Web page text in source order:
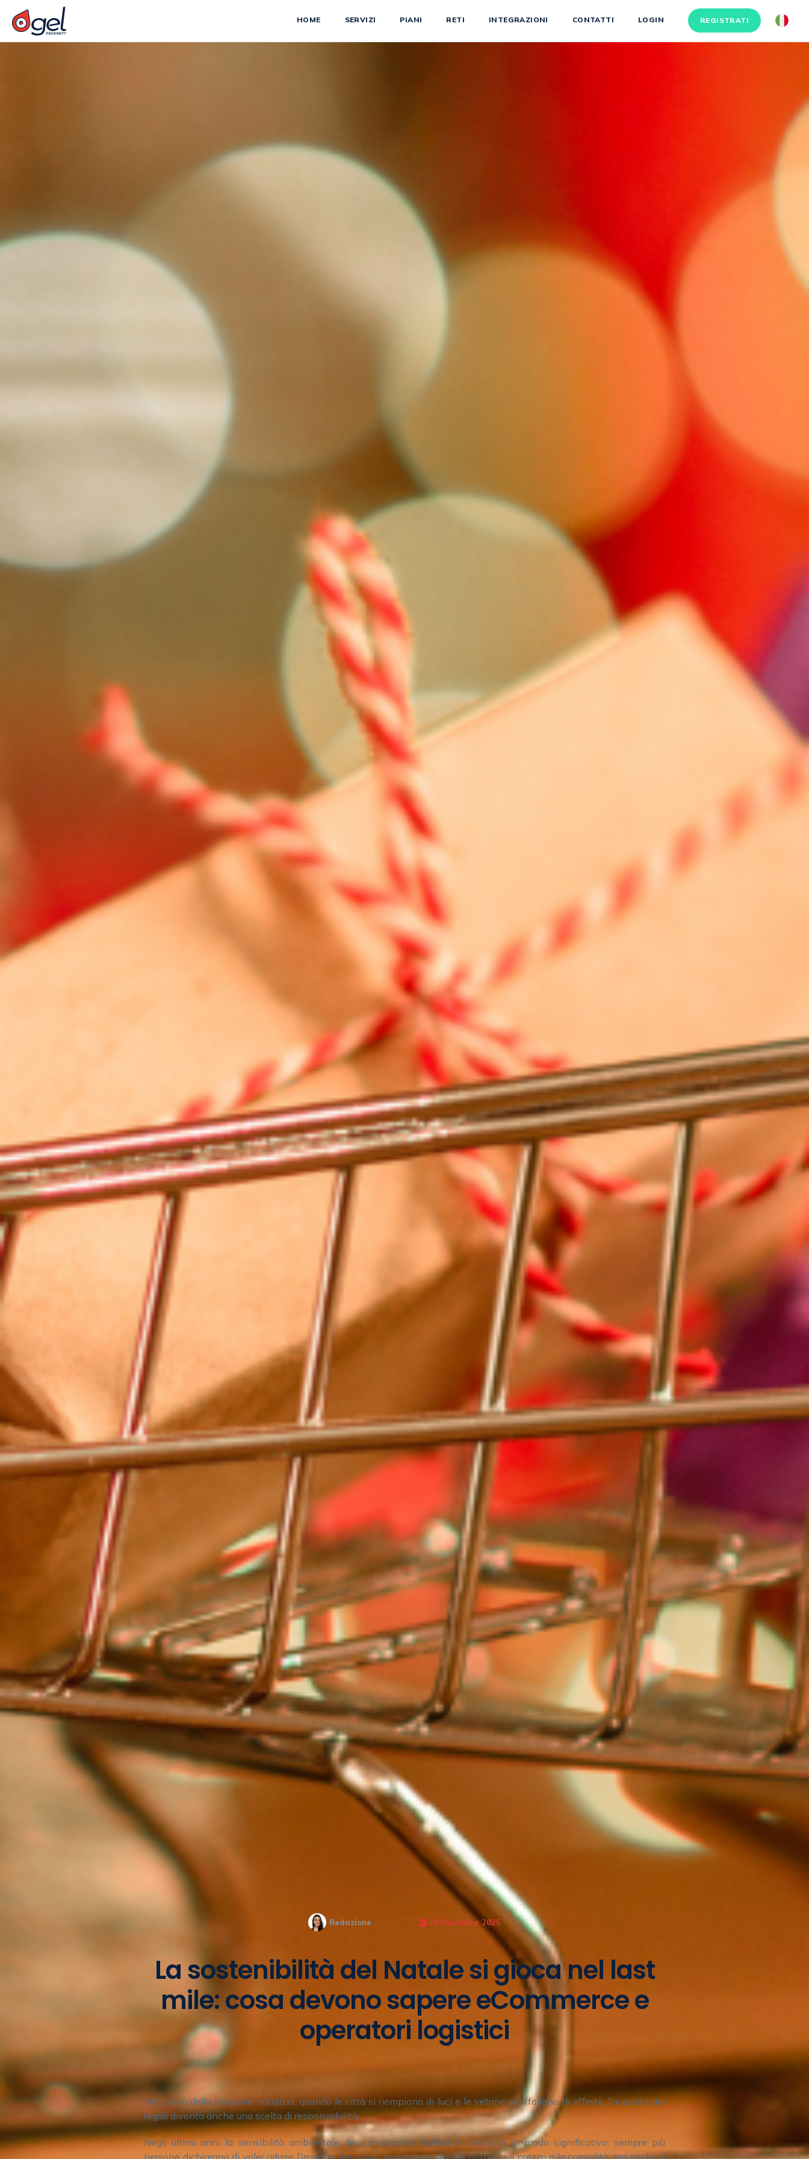
HOME SERVIZI PIANI RETI INTEGRAZIONI CONTATTI LOGIN REGISTRATI
Redazione 10 Dicembre 2025
La sostenibilità del Natale si gioca nel last
mile: cosa devono sapere eCommerce e
operatori logistici
Nel pieno della stagione natalizia, quando le città si riempiono di luci e le vetrine si affollano di offerte, l’acquisto dei
regali diventa anche una scelta di responsabilità.
Negli ultimi anni la sensibilità ambientale dei consumatori italiani è cresciuta in modo significativo: sempre più
persone dichiarano di voler ridurre l’impatto dei propri acquisti, valutando non solo il prezzo o la comodità, ma anche il